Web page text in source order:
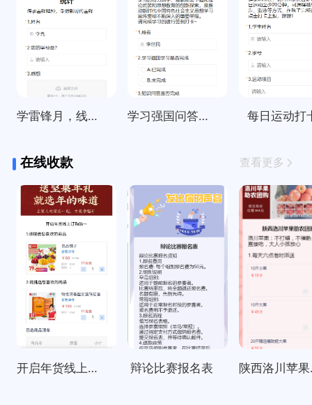
学雷锋月，线上打卡活动统计 学习强国问答每日签到打卡 每日运动打
在线收款 查看更多
开启年货线上订购啦～ 辩论比赛报名表 陕